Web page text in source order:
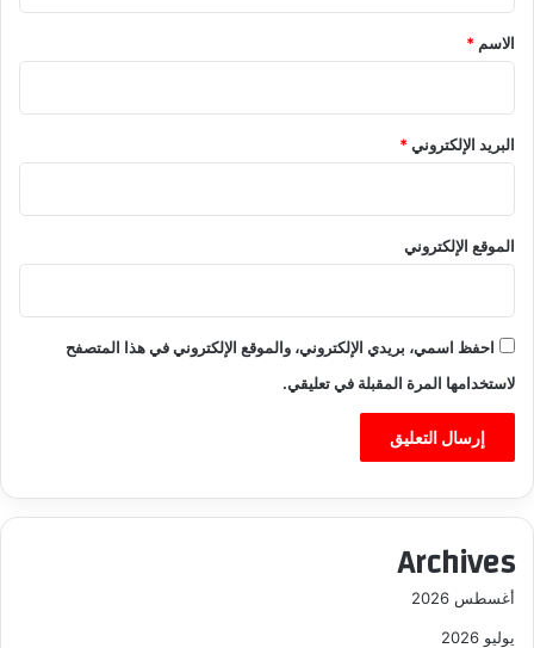
*
الاسم *
البريد الإلكتروني*
الموقع الإلكتروني
احفظ اسمي، بريدي الإلكتروني، والموقع الإلكتروني في هذا المتصفح
لاستخدامها المرة المقبلة في تعليقي.
Archives
أغسطس 2026
يوليو 2026